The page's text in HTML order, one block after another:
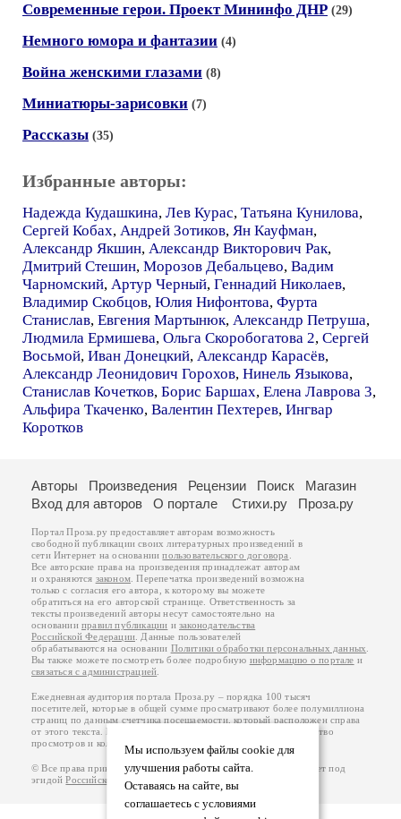
Современные герои. Проект Мининфо ДНР (29)
Немного юмора и фантазии (4)
Война женскими глазами (8)
Миниатюры-зарисовки (7)
Рассказы (35)
Избранные авторы:
Надежда Кудашкина, Лев Курас, Татьяна Кунилова,
Сергей Кобах, Андрей Зотиков, Ян Кауфман,
Александр Якшин, Александр Викторович Рак,
Дмитрий Стешин, Морозов Дебальцево, Вадим
Чарномский, Артур Черный, Геннадий Николаев,
Владимир Скобцов, Юлия Нифонтова, Фурта
Станислав, Евгения Мартынюк, Александр Петруша,
Людмила Ермишева, Ольга Скоробогатова 2, Сергей
Восьмой, Иван Донецкий, Александр Карасёв,
Александр Леонидович Горохов, Нинель Языкова,
Станислав Кочетков, Борис Баршах, Елена Лаврова 3,
Альфира Ткаченко, Валентин Пехтерев, Ингвар
Коротков
Мы используем файлы cookie для
улучшения работы сайта.
Оставаясь на сайте, вы
соглашаетесь с условиями
Авторы Произведения Рецензии Поиск
Магазин
Вход для авторов
О портале Стихи.ру Проза.ру
Портал Проза.ру предоставляет авторам возможность
свободной публикации своих литературных произведений в
сети Интернет на основаниипользовательского договора
Все авторские права на произведения принадлежат авторам
и охраняются законом . Перепечатка произведений возможна
только с согласия его автора, к которому вы можете
обратиться на его авторской странице. Ответственность за
тексты произведений авторы несут самостоятельно на
основанииправил публикации изаконодательства
Российской Федерации . Данные пользователей
обрабатываются на основании Политики обработки персональных данных
Вы также можете посмотреть более подробную информацию о портале и
связаться с администрацией
Ежедневная аудитория портала Проза.ру – порядка 100 тысяч
посетителей, которые в общей сумме просматривают более полумиллиона
страниц по данным счетчика посещаемости, который расположен справа
от этого текста. В каждой графе указано по две цифры: количество
просмотров и количество посетителей.
© Все права принадлежат авторам, 2000-2026. Портал работает под
эгидойРоссийского союза писателей 18+